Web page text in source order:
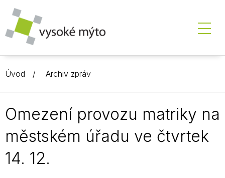
Úvod Archiv zpráv
Omezení provozu matriky na
městském úřadu ve čtvrtek
14. 12.